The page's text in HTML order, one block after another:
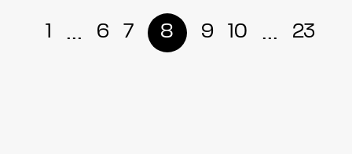
1 ... 6 7 8 9 10 ... 23